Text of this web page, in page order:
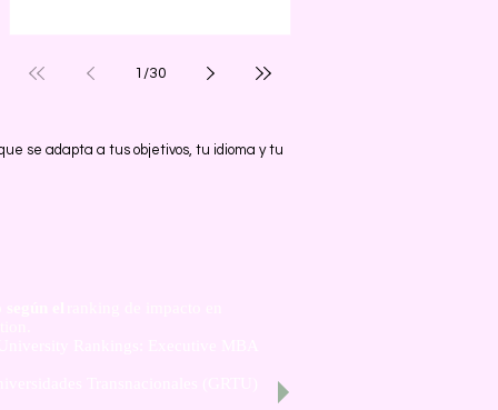
1 /30
se adapta a tus objetivos, tu idioma y tu